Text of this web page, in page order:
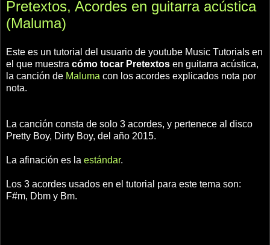
Pretextos, Acordes en guitarra acústica
(Maluma)
Este es un tutorial del usuario de youtube Music Tutorials en
el que muestra cómo tocar Pretextos en guitarra acústica,
la canción de Maluma con los acordes explicados nota por
nota.
La canción consta de solo 3 acordes, y pertenece al disco
Pretty Boy, Dirty Boy, del año 2015.
La afinación es la estándar.
Los 3 acordes usados en el tutorial para este tema son:
F#m, Dbm y Bm.